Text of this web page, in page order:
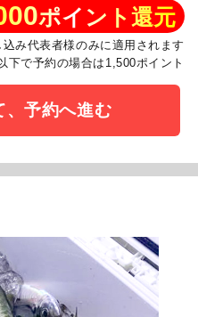
ポイント還元
込み代表者様のみに適用されます
下で予約の場合は1,500ポイント
、予約へ進む